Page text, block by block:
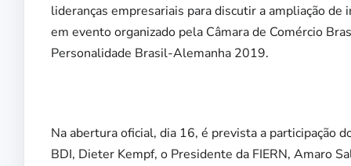
lideranças empresariais para discutir a ampliação
em evento organizado pela Câmara de Comércio
Personalidade Brasil-Alemanha 2019.
Na abertura oficial, dia 16, é prevista a participação
BDI, Dieter Kempf, o Presidente da FIERN, Amaro